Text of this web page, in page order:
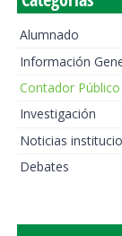
Alumnado
Información
Contador Público
Investigación
Noticias
Debates